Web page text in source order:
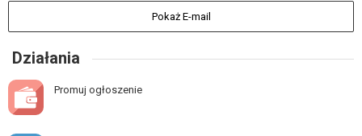
Pokaż E-mail
Działania
Promuj ogłoszenie